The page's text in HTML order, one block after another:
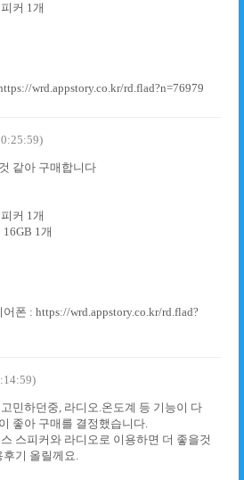
커 1개
wrd.appstory.co.kr/rd.flad?n=76979
같아 구매합니다
커 1개
1개
폰 : https://wrd.appstory.co.kr/rd.flad?
민하던중, 라디오.온도계 등 기능이 다
좋아 구매를 결정했습니다.
스피커와 라디오로 이용하면 더 좋을것
후기 올릴께요.